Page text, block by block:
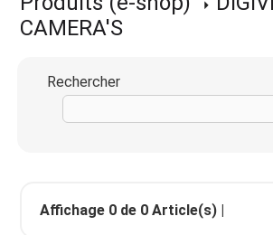
Actualité
Support
CAMERA'S
Rechercher
Affichage 0 de 0 Article(s) |